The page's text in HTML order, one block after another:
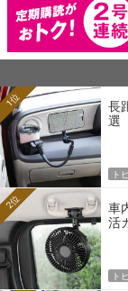
長
選
1位
ト
車
活
2位
ト